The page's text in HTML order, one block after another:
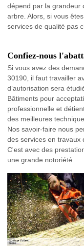
dépend par la grandeur
arbre. Alors, si vous
services de qualité pas
Confiez-nous
Si vous avez des
30190, il faut travailler
d’autorisation sera
Bâtiments pour
professionnelle et
des meilleures
Nos savoir-faire nous
des services en travaux
C'est avec des
une grande notoriété.